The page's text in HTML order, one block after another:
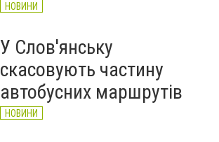
НОВИНИ
У Слов'янську
скасовують частину
автобусних маршрутів
НОВИНИ